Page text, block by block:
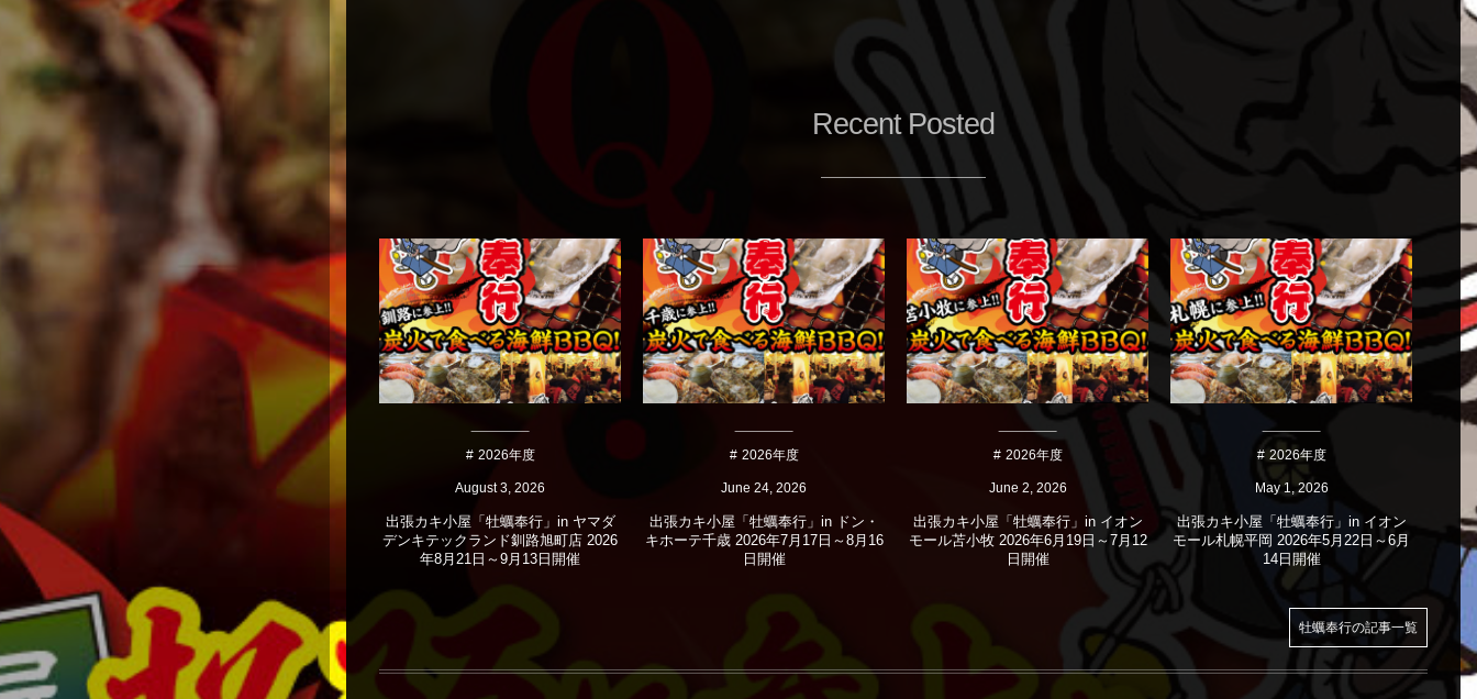
Recent Posted
2026年度
August 3 2026
出張カキ小屋「牡蠣奉行」in ヤマダ
デンキテックランド釧路旭町店 2026
年8月21日～9月13日開催
2026年度
June 24 2026
出張カキ小屋「牡蠣奉行」in ドン・
キホーテ千歳 2026年7月17日～8月16
日開催
2026年度
June 2 2026
出張カキ小屋「牡蠣奉行」in イオン
モール苫小牧 2026年6月19日～7月12
日開催
2026年度
May 1 2026
出張カキ小屋「牡蠣奉行」in イオン
モール札幌平岡 2026年5月22日～6月
14日開催
出
牡蠣奉行の記事一覧